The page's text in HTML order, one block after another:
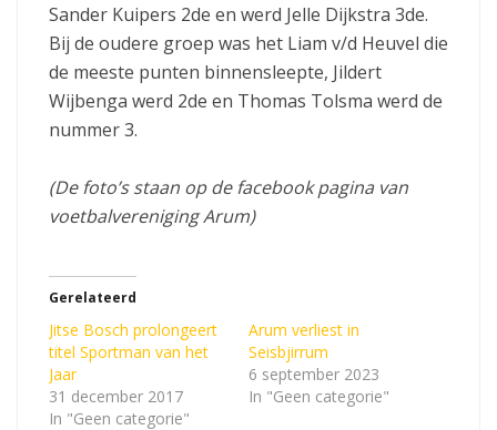
Sander Kuipers 2de en werd Jelle Dijkstra 3de.
Bij de oudere groep was het Liam v/d Heuvel die
de meeste punten binnensleepte, Jildert
Wijbenga werd 2de en Thomas Tolsma werd de
nummer 3.
(De foto’s staan op de facebook pagina van
voetbalvereniging Arum)
Gerelateerd
Jitse Bosch prolongeert
titel Sportman van het
Jaar
31 december 2017
In "Geen categorie"
Arum verliest in
Seisbjirrum
6 september 2023
In "Geen categorie"